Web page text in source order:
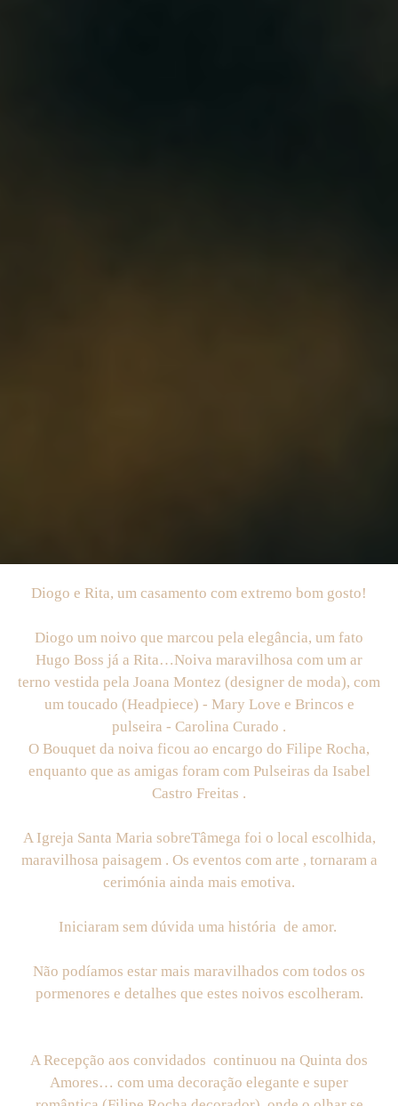
Diogo e Rita, um casamento com extremo bom gosto!
Diogo um noivo que marcou pela elegância, um fato
Hugo Boss já a Rita…Noiva maravilhosa com um ar
terno vestida pela Joana Montez (designer de moda), com
um toucado (Headpiece) - Mary Love e Brincos e
pulseira - Carolina Curado .
O Bouquet da noiva ficou ao encargo do Filipe Rocha,
enquanto que as amigas foram com Pulseiras da Isabel
Castro Freitas .
A Igreja Santa Maria sobreTâmega foi o local escolhida,
maravilhosa paisagem . Os eventos com arte , tornaram a
cerimónia ainda mais emotiva.
Iniciaram sem dúvida uma história de amor.
Não podíamos estar mais maravilhados com todos os
pormenores e detalhes que estes noivos escolheram.
A Recepção aos convidados continuou na Quinta dos
Amores… com uma decoração elegante e super